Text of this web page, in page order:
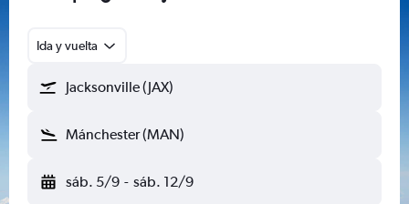
Ida y vuelta
Jacksonville (JAX)
Mánchester (MAN)
sáb. 5/9 - sáb. 12/9